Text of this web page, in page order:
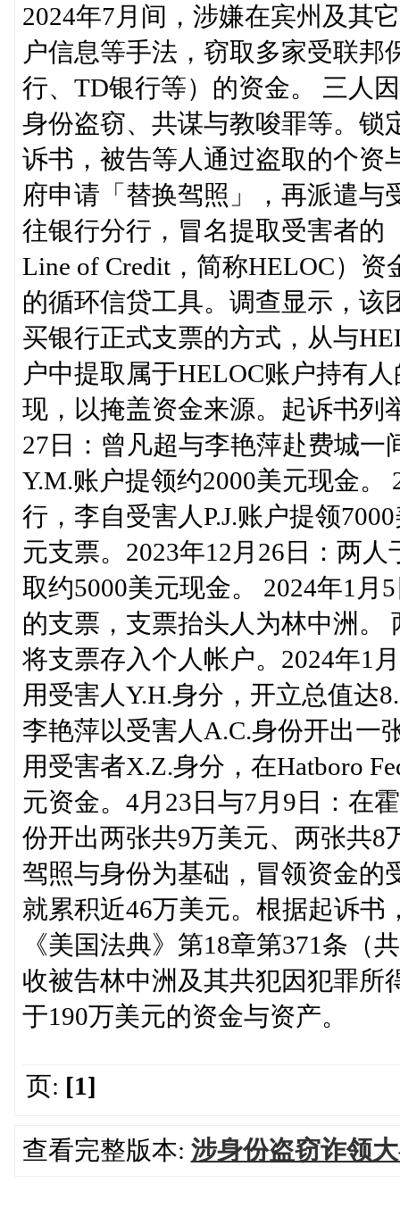
2024年7月间，涉嫌在宾州及其
户信息等手法，窃取多家受联邦
行、TD银行等）的资金。 三人
身份盗窃、共谋与教唆罪等。锁
诉书，被告等人通过盗取的个资
府申请「替换驾照」，再派遣与
往银行分行，冒名提取受害者的
Line of Credit，简称HELOC）
的循环信贷工具。调查显示，该
买银行正式支票的方式，从与
户中提取属于HELOC账户持有
现，以掩盖资金来源。起诉书列
27日：曾凡超与李艳萍赴费城一
Y.M.账户提领约2000美元现金。
行，李自受害人P.J.账户提领
元支票。2023年12月26日：两
取约5000美元现金。 2024年1月
的支票，支票抬头人为林中洲。
将支票存入个人帐户。2024年1
用受害人Y.H.身分，开立总值达
李艳萍以受害人A.C.身份开出一
用受害者X.Z.身分，在Hatboro
元资金。4月23日与7月9日：在
份开出两张共9万美元、两张共
驾照与身份为基础，冒领资金的
就累积近46万美元。根据起诉
《美国法典》第18章第371条（
收被告林中洲及其共犯因犯罪所
于190万美元的资金与资产。
页: [1]
查看完整版本: 涉身份盗窃诈领